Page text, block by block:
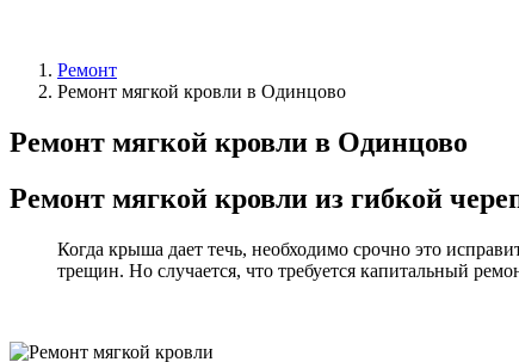
Ремонт
Ремонт мягкой кровли в Одинцово
Ремонт мягкой кровли в Одинцово
Ремонт мягкой кровли из гибкой
Когда крыша дает течь, необходимо срочно это
трещин. Но случается, что требуется капитальный